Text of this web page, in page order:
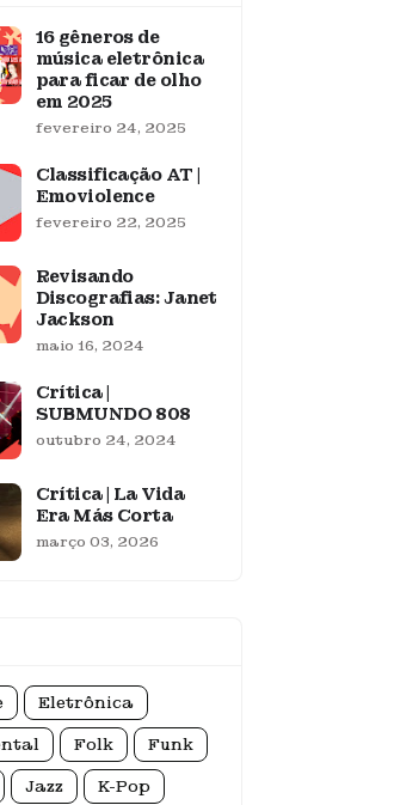
16 gêneros de
música eletrônica
para ficar de olho
em 2025
fevereiro 24, 2025
Classificação AT |
Emoviolence
fevereiro 22, 2025
Revisando
Discografias: Janet
Jackson
maio 16, 2024
Crítica |
SUBMUNDO 808
outubro 24, 2024
Crítica | La Vida
Era Más Corta
março 03, 2026
Eletrônica
Folk Funk
Jazz K-Pop